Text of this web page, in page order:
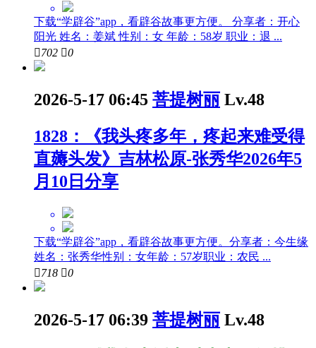
下载“学辟谷”app，看辟谷故事更方便。 分享者：开心
阳光 姓名：姜斌 性别：女 年龄：58岁 职业：退 ...
702 0
2026-5-17 06:45 菩提树丽 Lv.48
1828：《我头疼多年，疼起来难受得
直薅头发》吉林松原-张秀华2026年5
月10日分享
下载“学辟谷”app，看辟谷故事更方便。分享者：今生缘
姓名：张秀华性别：女年龄：57岁职业：农民 ...
718 0
2026-5-17 06:39 菩提树丽 Lv.48